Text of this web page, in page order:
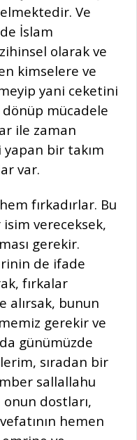
Ve
İslam
olarak ve
kimselere ve
yani ceketini
dönüp mücadele
ile zaman
bir takım
var.
fırkadırlar. Bu
isim vereceksek,
gerekir.
de ifade
fırkalar
alırsak, bunun
gerekir ve
günümüzde
sıradan bir
sallallahu
dostları,
hemen